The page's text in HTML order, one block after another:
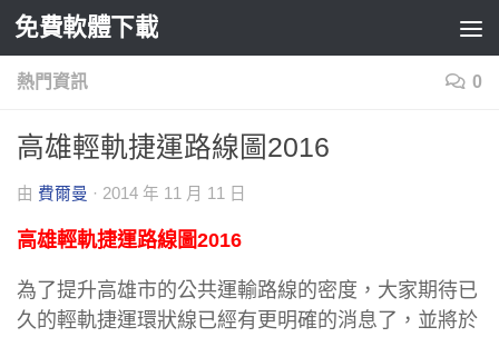
Skip to content
免費軟體下載
熱門資訊 0
高雄輕軌捷運路線圖2016
由 費爾曼 · 2014 年 11 月 11 日
高雄輕軌捷運路線圖2016
為了提升高雄市的公共運輸路線的密度，大家期待已
久的輕軌捷運環狀線已經有更明確的消息了，並將於